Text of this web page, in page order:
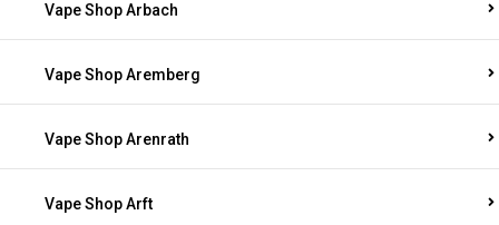
Vape Shop Arbach
Vape Shop Aremberg
Vape Shop Arenrath
Vape Shop Arft